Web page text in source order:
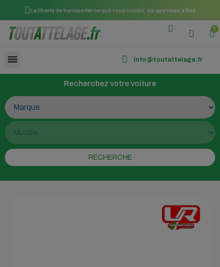
La liberté de transporter ce que vous voulez, où que vous alliez
info@toutattelage.fr
Recherchez votre voiture